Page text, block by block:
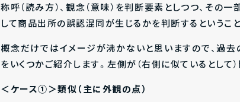
称呼（読み方）、観念（意味）を判断要素としつつ、その
して商品出所の誤認混同が生じるかを判断するということ
概念だけではイメージが沸かないと思いますので、過
をいくつかご紹介します。左側が（右側に似ているとして
＜ケース①＞類似（主に外観の点）